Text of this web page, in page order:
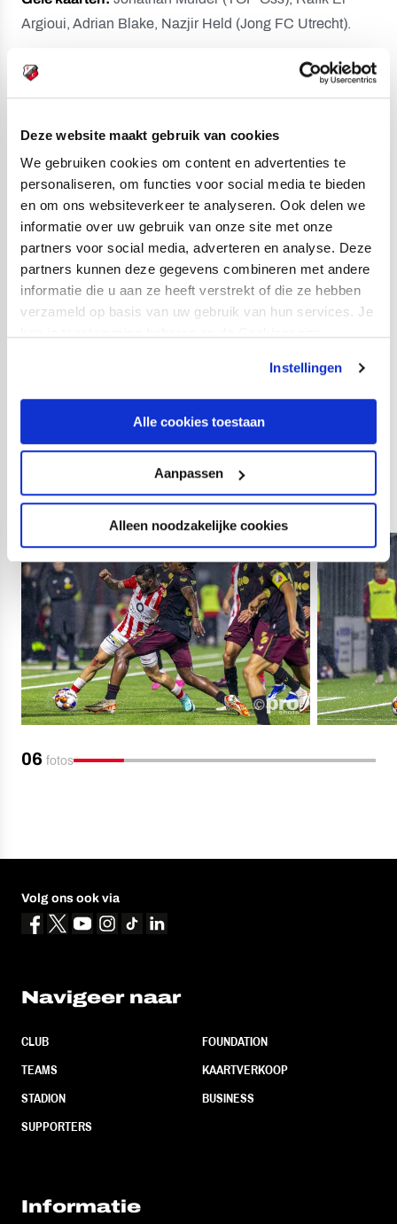
Deze website maakt gebruik van cookies
We gebruiken cookies om content en advertenties te
personaliseren, om functies voor social media te bieden
en om ons websiteverkeer te analyseren. Ook delen we
informatie over uw gebruik van onze site met onze
partners voor social media, adverteren en analyse. Deze
partners kunnen deze gegevens combineren met andere
informatie die u aan ze heeft verstrekt of die ze hebben
verzameld op basis van uw gebruik van hun services. Je
Instellingen
Alle cookies toestaan
Aanpassen
Alleen noodzakelijke cookies
Argioui, Adrian Blake, Nazjir Held (Jong FC Utrecht).
Toeschouwers:
Scheidsrechter:Stan Teuben.
Opstelling TOP Oss:
Mike Havekotte; Giovanni Troupée (54. Thijs van
Leeuwen), Roshon van Eijma, Xander Lambrix,
Jonathan Mulder; Ilounga Pata, Grad Damen (80.
Thomas Cox), Arthur Allemeersch; Joshua Zimmerman
(80. Maxim van Peer), Delano Ladan (64. Konstantinos
Doumtsios), Amin Rehmi (54. Calvin Mac-Intosch).
Achraf Boumenjal), Joshua Mukeh, Nazjir Held; Sil van
der Wegen (86. Lynden Edhart), Silas Andersen, Rafik
El Arguioui (46. Jesse van de Haar); Mees Akkerman
(59. Tobias Augustinus-Jensen), Mees Rijks, Adrian
Blake (59. Aurelio Oehlers).
06 fotos
Volg ons ook via
Navigeer naar
CLUB
TEAMS
STADION
SUPPORTERS
FOUNDATION
KAARTVERKOOP
BUSINESS
Informatie